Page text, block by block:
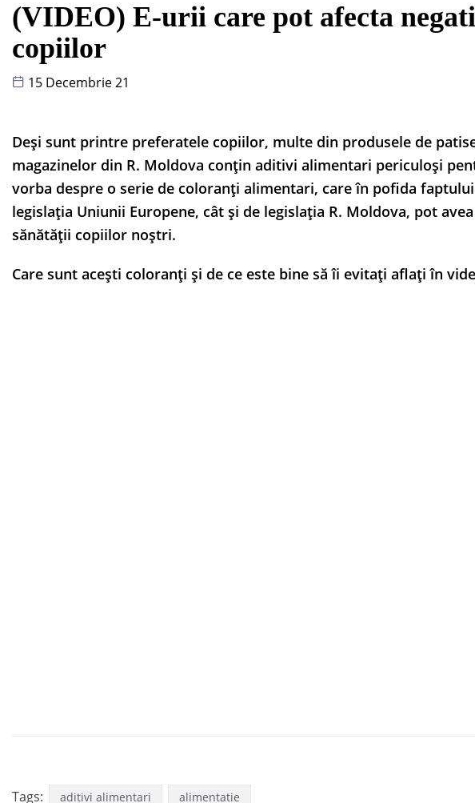
(VIDEO) E-urii care pot afecta
copiilor
15 Decembrie 21
Deși sunt printre preferatele copiilor, multe din produsele de
magazinelor din R. Moldova conțin aditivi alimentari periculoși
vorba despre o serie de coloranți alimentari, care în pofida
legislația Uniunii Europene, cât și de legislația R. Moldova, pot
sănătății copiilor noștri.
Care sunt acești coloranți și de ce este bine să îi evitați aflați în
Tags: aditivi alimentari alimentatie